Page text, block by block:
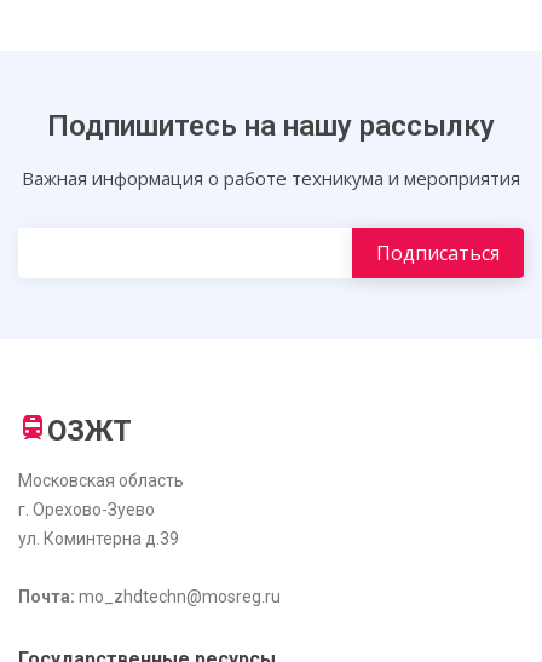
Подпишитесь на нашу рассылку
Важная информация о работе техникума и мероприятия
ОЗЖТ
Московская область
г. Орехово-Зуево
ул. Коминтерна д.39
Почта: mo_zhdtechn@mosreg.ru